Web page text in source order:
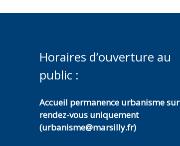
Horaires d’ouverture au
public :
Accueil permanence urbanisme sur
rendez-vous uniquement
(urbanisme@marsilly.fr)